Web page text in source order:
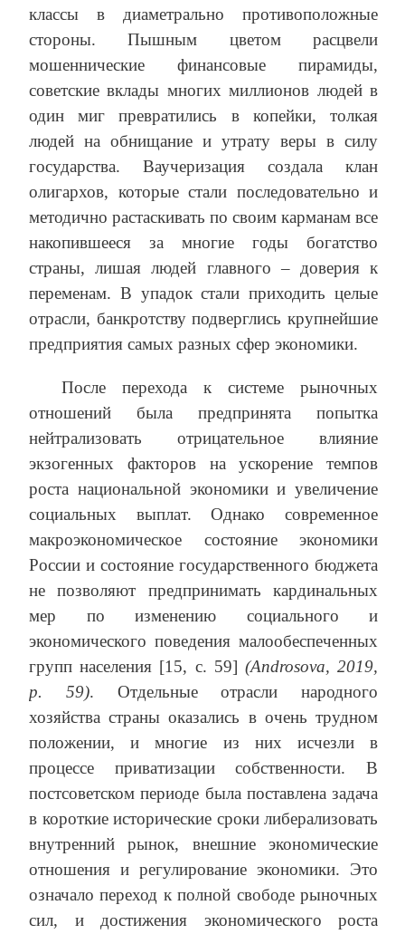
классы в диаметрально противоположные
стороны. Пышным цветом расцвели
мошеннические финансовые пирамиды,
советские вклады многих миллионов людей в
один миг превратились в копейки, толкая
людей на обнищание и утрату веры в силу
государства. Ваучеризация создала клан
олигархов, которые стали последовательно и
методично растаскивать по своим карманам все
накопившееся за многие годы богатство
страны, лишая людей главного – доверия к
переменам. В упадок стали приходить целые
отрасли, банкротству подверглись крупнейшие
предприятия самых разных сфер экономики.
После перехода к системе рыночных
отношений была предпринята попытка
нейтрализовать отрицательное влияние
экзогенных факторов на ускорение темпов
роста национальной экономики и увеличение
социальных выплат. Однако современное
макроэкономическое состояние экономики
России и состояние государственного бюджета
не позволяют предпринимать кардинальных
мер по изменению социального и
экономического поведения малообеспеченных
групп населения [15, c. 59] (Androsova, 2019,
р. 59). Отдельные отрасли народного
хозяйства страны оказались в очень трудном
положении, и многие из них исчезли в
процессе приватизации собственности. В
постсоветском периоде была поставлена задача
в короткие исторические сроки либерализовать
внутренний рынок, внешние экономические
отношения и регулирование экономики. Это
означало переход к полной свободе рыночных
сил, и достижения экономического роста